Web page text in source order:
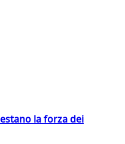
la forza dei